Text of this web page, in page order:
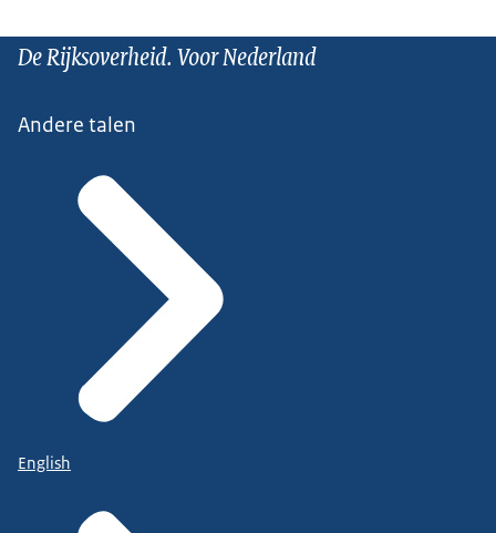
De Rijksoverheid. Voor Nederland
Andere talen
English